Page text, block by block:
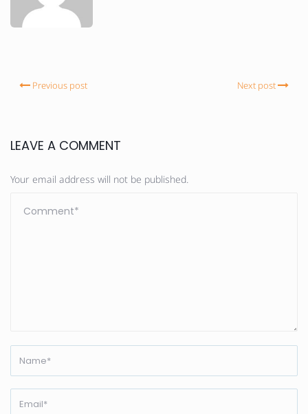
Previous post Next post
LEAVE A COMMENT
Your email address will not be published.